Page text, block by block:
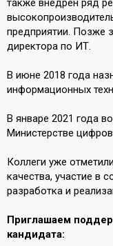
также внедрен ряд
предприятии. Позже
директора по ИТ.
В июне 2018 года
информационных
В январе 2021 года
Министерстве
Коллеги уже
качества, участие в
разработка и
Приглашаем
кандидата: